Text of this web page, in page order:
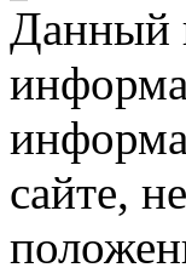
Данный
сайте,